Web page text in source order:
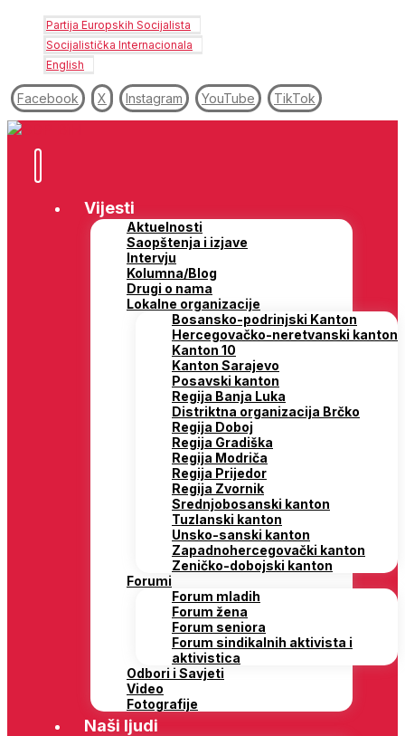
Partija Europskih Socijalista
Socijalistička Internacionala
English
Facebook X Instagram YouTube TikTok
Vijesti
Aktuelnosti
Saopštenja i izjave
Intervju
Kolumna/Blog
Drugi o nama
Lokalne organizacije
Bosansko-podrinjski Kanton
Hercegovačko-neretvanski kanton
Kanton 10
Kanton Sarajevo
Posavski kanton
Regija Banja Luka
Distriktna organizacija Brčko
Regija Doboj
Regija Gradiška
Regija Modriča
Regija Prijedor
Regija Zvornik
Srednjobosanski kanton
Tuzlanski kanton
Unsko-sanski kanton
Zapadnohercegovački kanton
Zeničko-dobojski kanton
Forumi
Forum mladih
Forum žena
Forum seniora
Forum sindikalnih aktivista i
aktivistica
Odbori i Savjeti
Video
Fotografije
Naši ljudi